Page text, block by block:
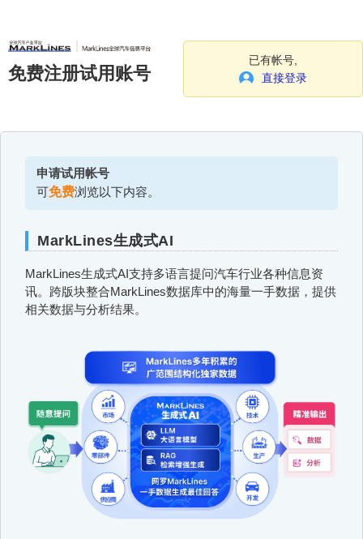
免费注册试用账号
已有帐号,
直接登录
申请试用帐号
可免费浏览以下内容。
MarkLines生成式AI
MarkLines生成式AI支持多语言提问汽车行业各种信息资
讯。跨版块整合MarkLines数据库中的海量一手数据，提供
相关数据与分析结果。